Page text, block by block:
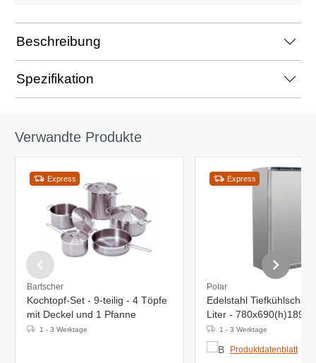
Beschreibung
Spezifikation
Verwandte Produkte
Express
Bartscher
Kochtopf-Set - 9-teilig - 4 Töpfe
mit Deckel und 1 Pfanne
1 - 3 Werktage
Express
Polar
Edelstahl
Liter -
1 - 3 Werktage
Produktdatenblatt